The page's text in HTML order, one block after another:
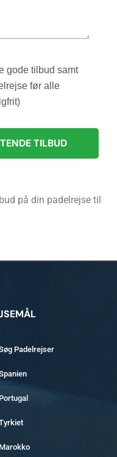
gode tilbud samt
før alle
på din padelrejse til
Padelrejser
Portugal
Marokko